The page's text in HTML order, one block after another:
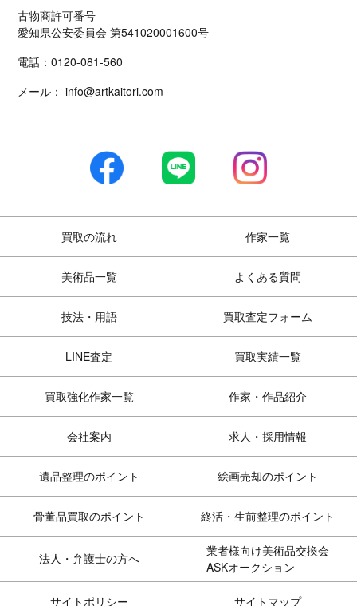
古物商許可番号
愛知県公安委員会 第541020001600号
電話：0120-081-560
メール： info@artkaitori.com
買取の流れ 作家一覧
美術品一覧 よくある質問
技法・用語 買取査定フォーム
LINE査定 買取実績一覧
買取強化作家一覧 作家・作品紹介
会社案内 求人・採用情報
遺品整理のポイント 絵画売却のポイント
骨董品買取のポイント 終活・生前整理のポイント
法人・弁護士の方へ
業者様向け美術品交換会
ASKオークション
サイトポリシー サイトマップ